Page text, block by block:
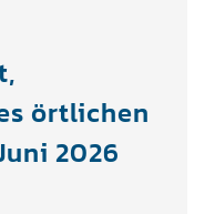
örtlichen
2026